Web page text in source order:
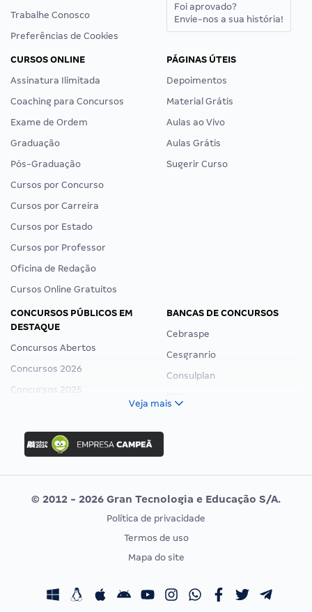
Trabalhe Conosco
Preferências de Cookies
Foi aprovado?
Envie-nos a sua história!
CURSOS ONLINE
Assinatura Ilimitada
Coaching para Concursos
Exame de Ordem
Graduação
Pós-Graduação
Cursos por Concurso
Cursos por Carreira
Cursos por Estado
Cursos por Professor
Oficina de Redação
Cursos Online Gratuitos
PÁGINAS ÚTEIS
Depoimentos
Material Grátis
Aulas ao Vivo
Aulas Grátis
Sugerir Curso
CONCURSOS PÚBLICOS EM
DESTAQUE
Concursos Abertos
Concursos 2026
Concursos 2025
Concurso Ibama
Concurso MPU
Editais publicados
BANCAS DE CONCURSOS
Cebraspe
Cesgranrio
Consulplan
Vunesp
CONCURSOS POR PROFISSÃO
Concursos Fiscais
EXAME DE ORDEM
Calendário OAB
Veja mais
© 2012 - 2026 Gran Tecnologia e Educação S/A.
Política de privacidade
Termos de uso
Mapa do site